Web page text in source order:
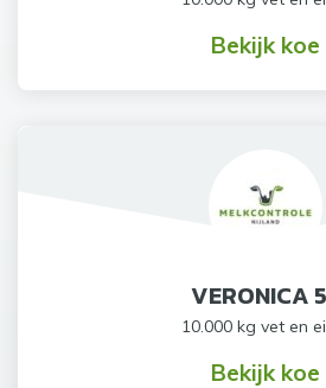
Bekijk koe
VERONICA
10.000 kg vet en
Bekijk koe